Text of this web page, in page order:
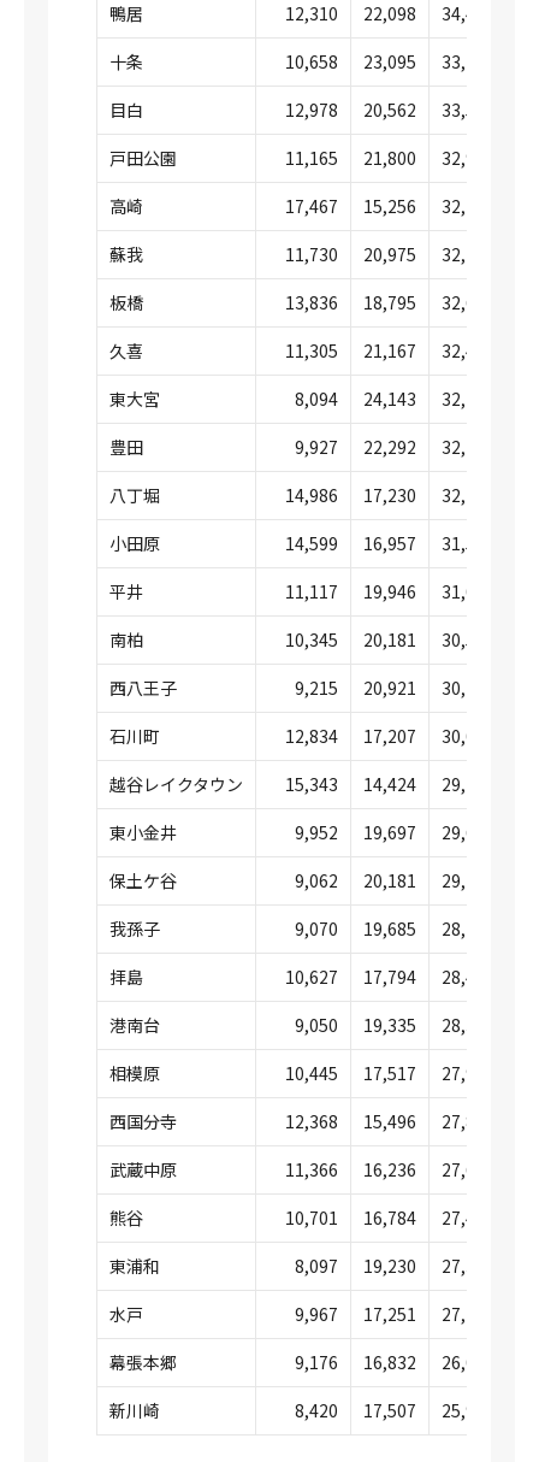
鴨居
12,310 22,098
34,408
十条
10,658 23,095
33,753
目白
12,978 20,562
33,541
戸田公園
11,165 21,800
32,965
高崎
17,467 15,256
32,723
蘇我
11,730 20,975
32,705
板橋
13,836 18,795
32,632
久喜
11,305 21,167
32,472
東大宮
8,094 24,143
32,237
豊田
9,927 22,292
32,220
八丁堀
14,986 17,230
32,216
小田原
14,599 16,957
31,557
平井
11,117 19,946
31,063
南柏
10,345 20,181
30,526
西八王子
9,215 20,921
30,136
石川町
12,834 17,207
30,041
越谷レイクタウン
15,343 14,424
29,767
東小金井
9,952 19,697
29,649
保土ケ谷
9,062 20,181
29,244
我孫子
9,070 19,685
28,756
拝島
10,627 17,794
28,421
港南台
9,050 19,335
28,386
相模原
10,445 17,517
27,962
西国分寺
12,368 15,496
27,864
武蔵中原
11,366 16,236
27,602
熊谷
10,701 16,784
27,485
東浦和
8,097 19,230
27,327
水戸
9,967 17,251
27,218
幕張本郷
9,176 16,832
26,009
新川崎
8,420 17,507 25,927